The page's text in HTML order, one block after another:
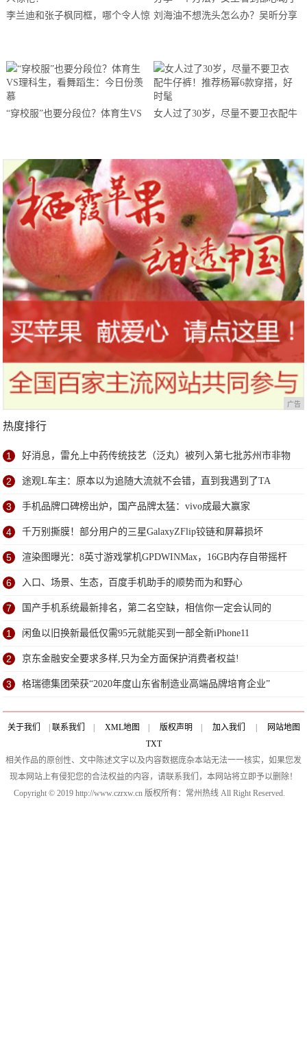
李兰迪和张子枫同框，哪个令人惊 刘海油不想洗头怎么办？吴昕分享
“穿校服”也要分段位？体育生VS
女人过了30岁，尽量不要卫衣配牛
广告
热度排行
1 好消息，雷允上中药传统技艺（泛丸）被列入第七批苏州市非物
质文化遗产代表性项目名录
2 途观L车主：原本以为追随大流就不会错，直到我遇到了TA
3 手机品牌口碑榜出炉，国产品牌太猛：vivo成最大赢家
4 千万别撕膜！部分用户的三星GalaxyZFlip铰链和屏幕损坏
5 渲染图曝光：8英寸游戏掌机GPDWINMax，16GB内存自带摇杆
6 入口、场景、生态，百度手机助手的顺势而为和野心
7 国产手机系统最新排名，第二名空缺，相信你一定会认同的
1 闲鱼以旧换新最低仅需95元就能买到一部全新iPhone11
2 京东金融安全要求多样,只为全方面保护消费者权益!
3 格瑞德集团荣获“2020年度山东省制造业高端品牌培育企业”
关于我们 联系我们 XML地图 版权声明 加入我们
网站地图
TXT
相关作品的原创性、文中陈述文字以及内容数据庞杂本站无法一一核实，如果您发
现本网站上有侵犯您的合法权益的内容，请联系我们，本网站将立即予以删除！
Copyright © 2019 http://www.czrxw.cn 版权所有：常州热线 All Right Reserved.